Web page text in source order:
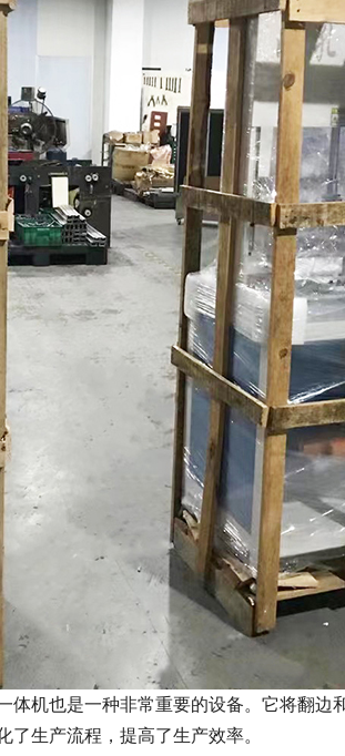
机也是一种非常重要的设备。它将翻边
生产流程，提高了生产效率。